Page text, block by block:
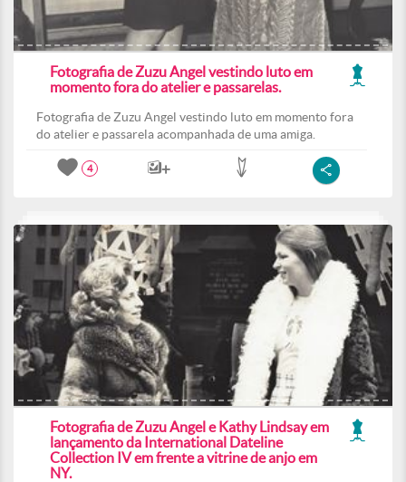
Fotografia de Zuzu Angel vestindo luto em
momento fora do atelier e passarelas.
Fotografia de Zuzu Angel vestindo luto em momento fora
do atelier e passarela acompanhada de uma amiga.
4
Fotografia de Zuzu Angel e Kathy Lindsay em
lançamento da International Dateline
Collection IV em frente a vitrine de anjo em
NY.